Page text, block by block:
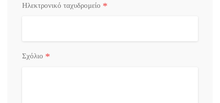
Ηλεκτρονικό ταχυδρομείο *
Σχόλιο *